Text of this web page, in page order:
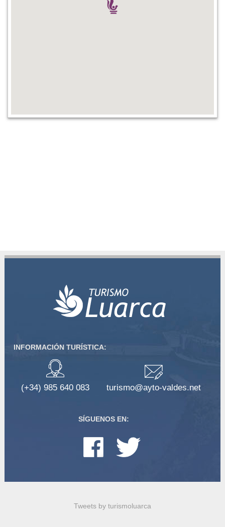
INFORMACIÓN TURÍSTICA:
(+34) 985 640 083 turismo@ayto-valdes.net
SÍGUENOS EN:
Tweets by turismoluarca